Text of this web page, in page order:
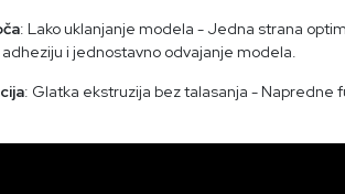
: Lako uklanjanje modela - Jedna strana
adheziju i jednostavno odvajanje modela.
: Glatka ekstruzija bez talasanja - Napredne